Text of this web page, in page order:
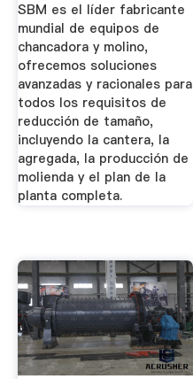
SBM es el líder fabricante
mundial de equipos de
chancadora y molino,
ofrecemos soluciones
avanzadas y racionales para
todos los requisitos de
reducción de tamaño,
incluyendo la cantera, la
agregada, la producción de
molienda y el plan de la
planta completa.